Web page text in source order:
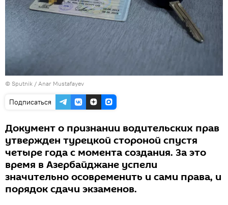
© Sputnik / Anar Mustafayev
Подписаться
Документ о признании водительских прав
утвержден турецкой стороной спустя
четыре года с момента создания. За это
время в Азербайджане успели
значительно осовременить и сами права, и
порядок сдачи экзаменов.